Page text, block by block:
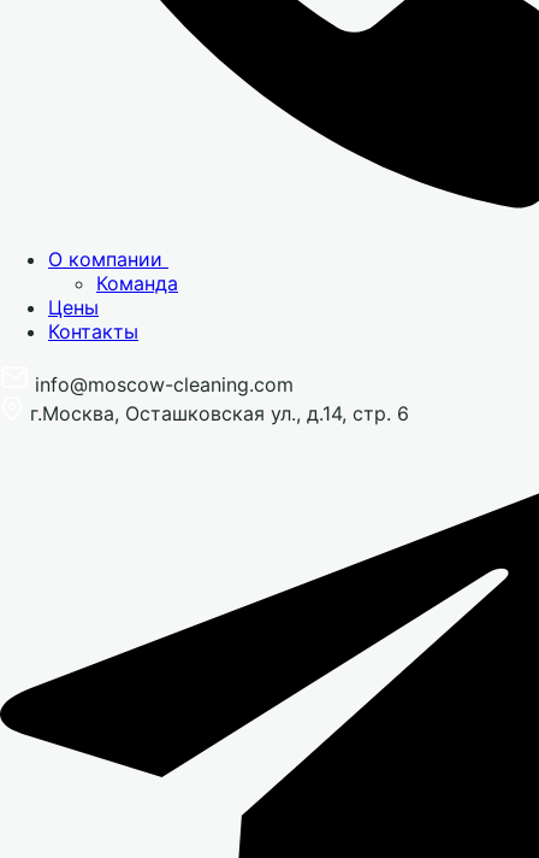
О компании
Команда
Цены
Контакты
info@moscow-cleaning.com
г.Москва, Осташковская ул., д.14, стр. 6